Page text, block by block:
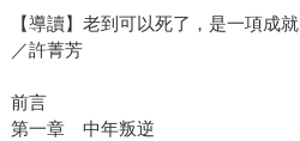
【導讀】老到可以死了，是一項成
／許菁芳
前言
第一章 中年叛逆